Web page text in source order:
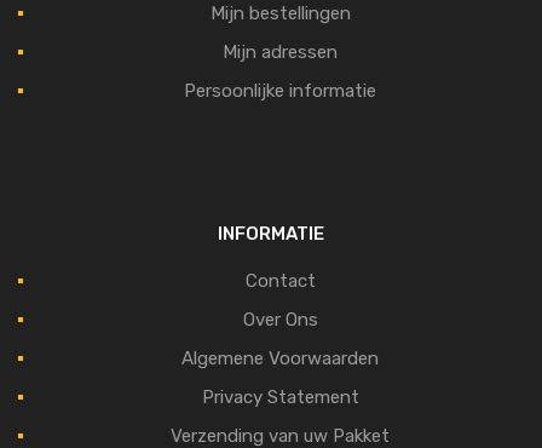
Mijn bestellingen
Mijn adressen
Persoonlijke informatie
INFORMATIE
Contact
Over Ons
Algemene Voorwaarden
Privacy Statement
Verzending van uw Pakket